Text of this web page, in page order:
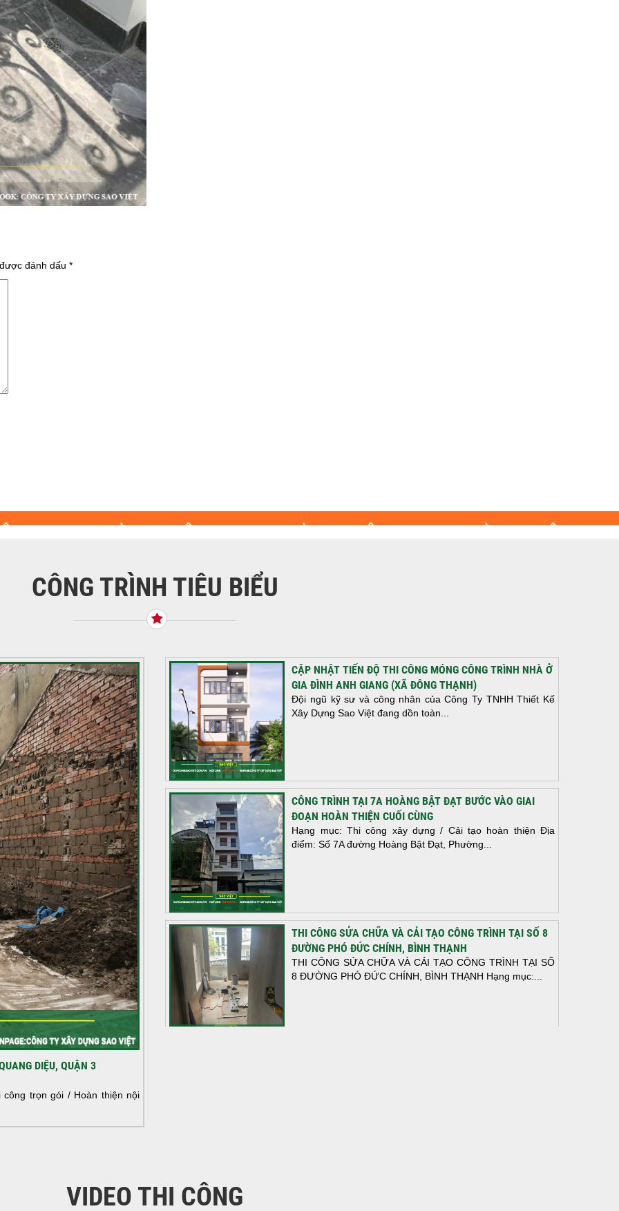
đánh dấu *
CÔNG TRÌNH TIÊU BIỂU
DIỆU, QUẬN 3
trọn gói / Hoàn thiện nội
CẬP NHẬT TIẾN ĐỘ THI CÔNG MÓNG CÔNG TRÌNH NHÀ Ở
GIA ĐÌNH ANH GIANG (XÃ ĐÔNG THẠNH)
Đội ngũ kỹ sư và công nhân của Công Ty TNHH Thiết Kế
Xây Dựng Sao Việt đang dồn toàn...
CÔNG TRÌNH TẠI 7A HOÀNG BẬT ĐẠT BƯỚC VÀO GIAI
ĐOẠN HOÀN THIỆN CUỐI CÙNG
Hạng mục: Thi công xây dựng / Cải tạo hoàn thiện Địa
điểm: Số 7A đường Hoàng Bật Đạt, Phường...
THI CÔNG SỬA CHỮA VÀ CẢI TẠO CÔNG TRÌNH TẠI SỐ 8
ĐƯỜNG PHÓ ĐỨC CHÍNH, BÌNH THẠNH
THI CÔNG SỬA CHỮA VÀ CẢI TẠO CÔNG TRÌNH TẠI SỐ
8 ĐƯỜNG PHÓ ĐỨC CHÍNH, BÌNH THẠNH Hạng mục:...
VIDEO THI CÔNG